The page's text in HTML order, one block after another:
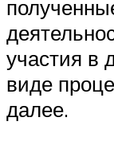
участия в
виде
далее.